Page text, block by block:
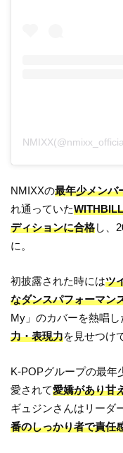
NMIXXの最年少メンバ
れ通っていた
ディションに合格し、
に。
初披露された時にはツ
なダンスパフォーマン
My」のカバーを熱唱
力・表現力を見せつけ
K-POPグループの最年
愛されて愛嬌があり甘
ギュジンさんはリーダ
番のしっかり者で責任